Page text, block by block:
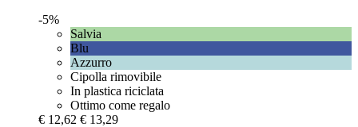
-5%
Salvia
Blu
Azzurro
Cipolla rimovibile
In plastica riciclata
Ottimo come regalo
€ 12,62 € 13,29